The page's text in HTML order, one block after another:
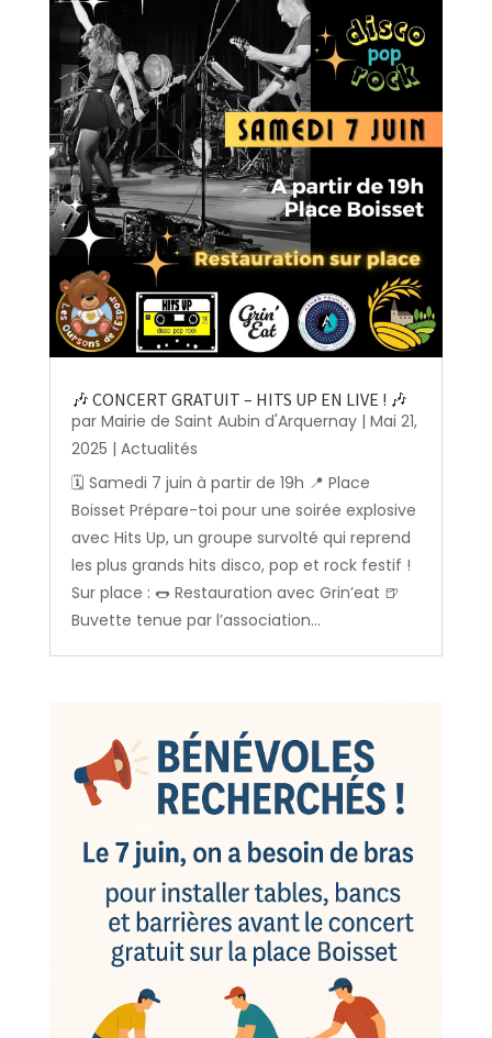
🎶 CONCERT GRATUIT – HITS UP EN LIVE ! 🎶
par Mairie de Saint Aubin d'Arquernay| Mai 21,
2025 | Actualités
🗓️ Samedi 7 juin à partir de 19h 📍 Place
Boisset Prépare-toi pour une soirée explosive
avec Hits Up, un groupe survolté qui reprend
les plus grands hits disco, pop et rock festif !
Sur place : 🌭 Restauration avec Grin’eat 🍺
Buvette tenue par l’association...